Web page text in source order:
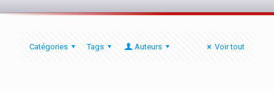
Catégories Tags Auteurs Voir tout